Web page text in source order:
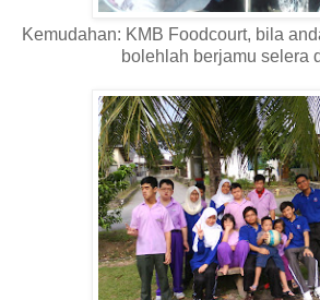
Kemudahan: KMB Foodcourt, bila
bolehlah berjamu selera